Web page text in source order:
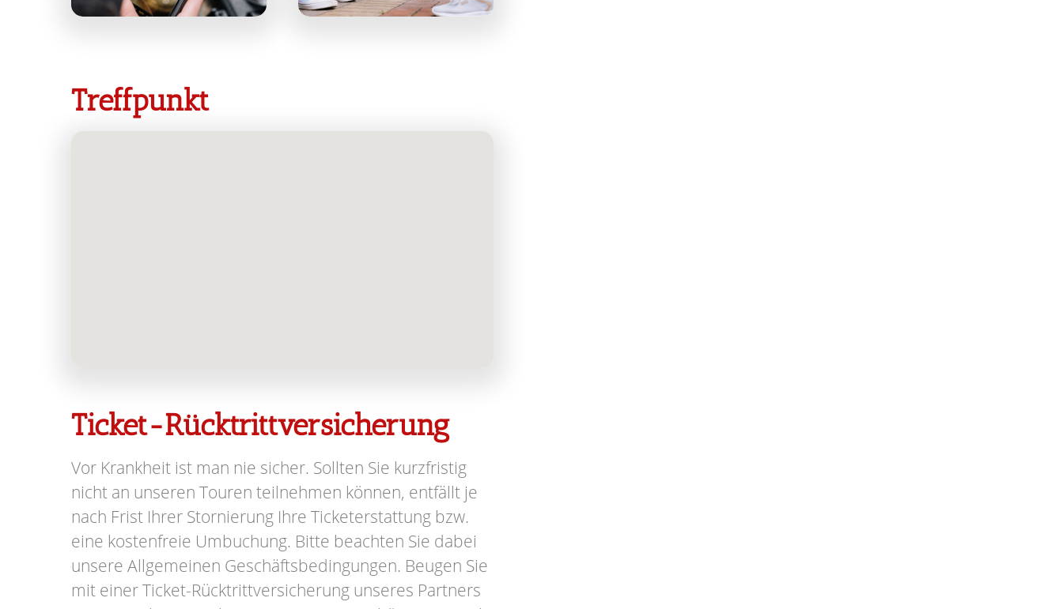
Treffpunkt
Ticket-Rücktrittversicherung
Vor Krankheit ist man nie sicher. Sollten Sie kurzfristig
nicht an unseren Touren teilnehmen können, entfällt je
nach Frist Ihrer Stornierung Ihre Ticketerstattung bzw.
eine kostenfreie Umbuchung. Bitte beachten Sie dabei
unsere Allgemeinen Geschäftsbedingungen. Beugen Sie
mit einer Ticket-Rücktrittversicherung unseres Partners